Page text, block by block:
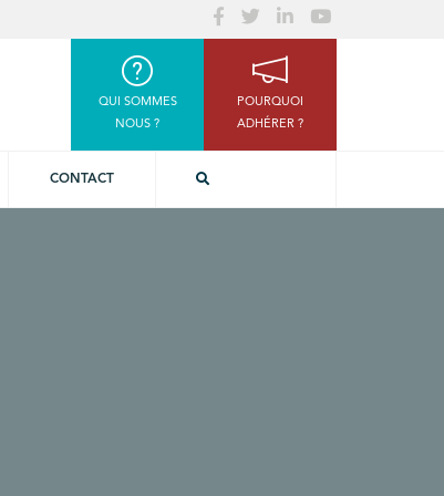
QUI SOMMES
NOUS ?
POURQUOI
ADHÉRER ?
CONTACT